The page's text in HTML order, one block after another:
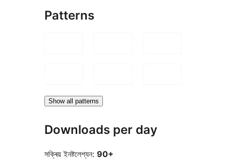
Patterns
Show all patterns
Downloads per day
সক্ৰিয় ইনষ্টলেশ্যন: 90+